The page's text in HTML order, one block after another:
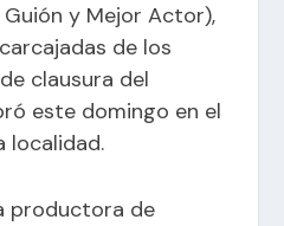
y Mejor Actor),
de los
clausura del
este domingo en el
localidad.
productora de